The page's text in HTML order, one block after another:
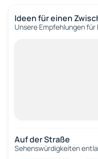
Ideen für einen
Unsere Empfehlungen
Auf der Straße
Sehenswürdigkeiten